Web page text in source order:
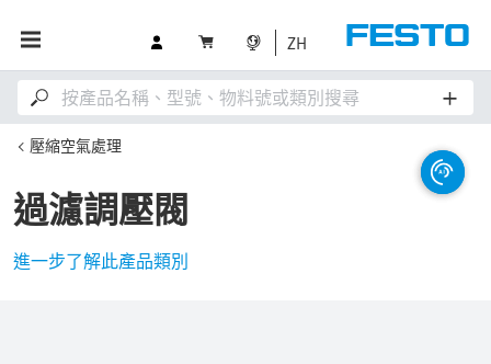
ZH
壓縮空氣處理
過濾調壓閥
進一步了解此產品類別